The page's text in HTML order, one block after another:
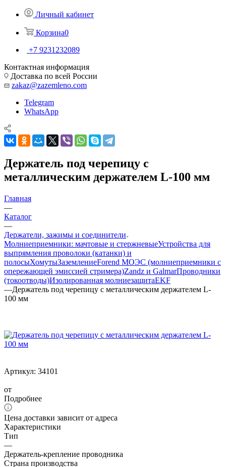
Личный кабинет
Корзина0
+7 9231232089
Контактная информация
Доставка по всей России
zakaz@zazemleno.com
Telegram
WhatsApp
Держатель под черепицу с
металлическим держателем L-100 мм
Главная
—
Каталог
—
Держатели, зажимы и соединители
Молниеприемники: мачтовые и стержневыеУстройства для
выпрямления проволоки (катанки) и
полосыХомутыЗаземлениеForend МОЭС (молниеприемники с
опережающей эмиссией стримера)Zandz и GalmarПроводники
(токоотводы)Изолированная молниезащитаEKF
—Держатель под черепицу с металлическим держателем L-
100 мм
Артикул: 34101
от
Подробнее
Цена доставки зависит от адреса
Характеристики
Тип
—
Держатель-крепление проводника
Страна производства